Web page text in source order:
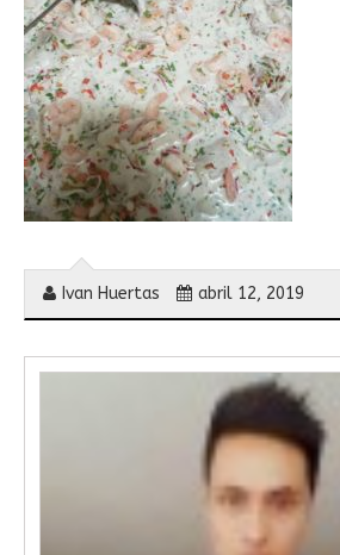
Ivan Huertas abril 12, 2019